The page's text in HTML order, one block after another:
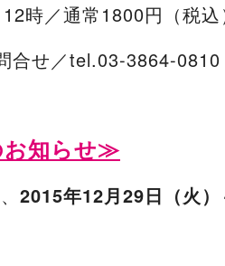
時／通常1800円（税込
合せ／tel.03-3864-
知らせ≫
2015年12月29日（火